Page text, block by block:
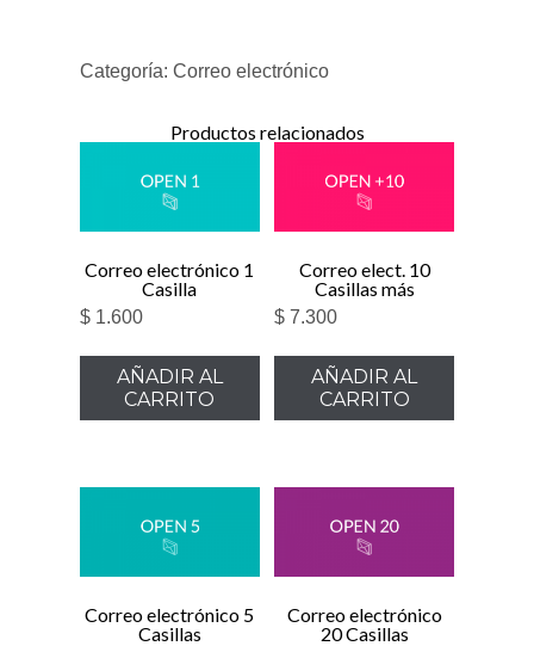
Categoría:Correo electrónico
Productos relacionados
Correo electrónico 1
Casilla
$ 1.600
AÑADIR AL
CARRITO
Correo elect. 10
Casillas más
$ 7.300
AÑADIR AL
CARRITO
Correo electrónico 5
Casillas
Correo electrónico
20 Casillas